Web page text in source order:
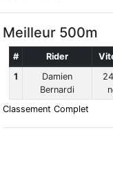
Meilleur 500m
# Rider
1
Damien
Bernardi
Classement Complet